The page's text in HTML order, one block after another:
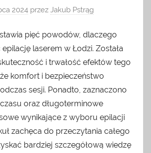
2024 przez Jakub Pstrąg
pięć powodów, dlaczego
laserem w Łodzi. Została
i trwałość efektów tego
komfort i bezpieczeństwo
sesji. Ponadto, zaznaczono
oraz długoterminowe
wynikające z wyboru epilacji
zachęca do przeczytania całego
bardziej szczegółową wiedzę